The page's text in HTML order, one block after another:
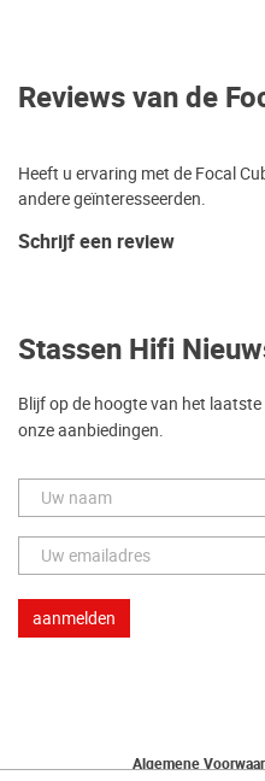
Reviews van de
Heeft u ervaring met de Focal
andere geïnteresseerden.
Schrijf een review
Stassen Hifi
Blijf op de hoogte van het
onze aanbiedingen.
Algemene